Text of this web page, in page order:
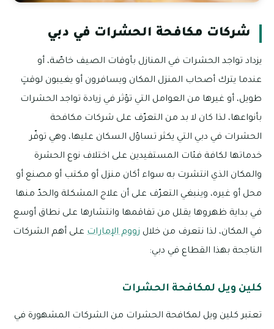
شركات مكافحة الحشرات في دبي
يزداد تواجد الحشرات في المنازل بأوقات الصيف خاصّة، أو
عندما يترك أصحاب المنزل المكان ويسافرون أو يغيبون لوقتٍ
طويل، أو غيرها من العوامل التي تؤثر في زيادة تواجد الحشرات
بأنواعها، لذا كان لا بد من التعرّف على شركات مكافحة
الحشرات في دبي التي يكثر تساؤل السكان عليها، وهي توفّر
خدماتها لكافة فئات المستفيدين على اختلاف نوع الحشرة
والمكان الذي انتشرت به سواء أكان منزل أو مكتب أو مصنع أو
محل أو غيره، وينبغي التعرّف على أن علاج المشكلة والحدّ منها
في بداية ظهروها يقلل من تفاقمها وانتشارها على نطاق أوسع
في المكان، لذا نتعرف من خلال زووم الإمارات على أهم الشركات
الناجحة بهذا القطاع في دبي:
كلين ويل لمكافحة الحشرات
تعتبر كلين ويل لمكافحة الحشرات من الشركات المشهورة في